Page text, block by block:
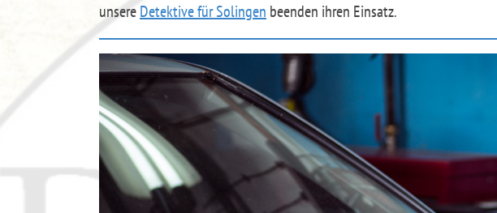
unsereDetektive für Solingen beenden ihren Einsatz.